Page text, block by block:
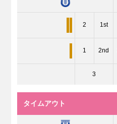
2 1st
1 2nd
3
タイムアウト